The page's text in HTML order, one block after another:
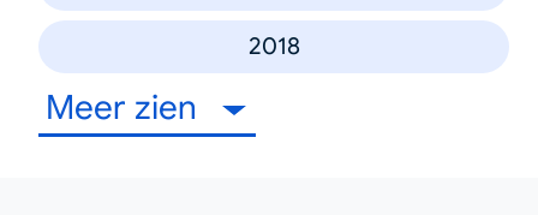
2018
Meer zien